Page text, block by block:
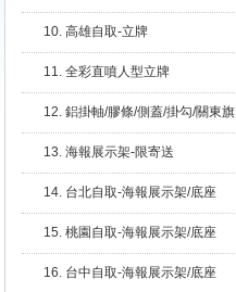
10. 高雄自取-立牌
11. 全彩直噴人型立牌
12. 鋁掛軸/膠條/側蓋/掛勾/關東旗
13. 海報展示架-限寄送
14. 台北自取-海報展示架/底座
15. 桃園自取-海報展示架/底座
16. 台中自取-海報展示架/底座